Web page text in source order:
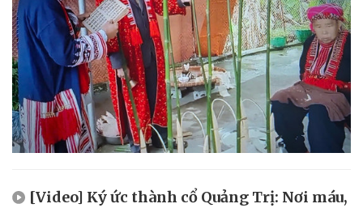
[Video] Ký ức thành cổ Quảng Trị: Nơi máu,